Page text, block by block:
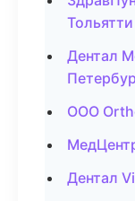
Тольятти
Дентал
ООО
Дентал